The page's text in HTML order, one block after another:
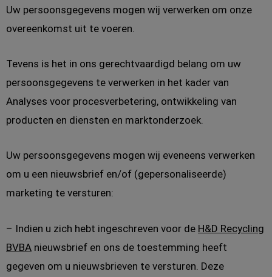
Uw persoonsgegevens mogen wij verwerken om onze
overeenkomst uit te voeren.
Tevens is het in ons gerechtvaardigd belang om uw
persoonsgegevens te verwerken in het kader van
Analyses voor procesverbetering, ontwikkeling van
producten en diensten en marktonderzoek.
Uw persoonsgegevens mogen wij eveneens verwerken
om u een nieuwsbrief en/of (gepersonaliseerde)
marketing te versturen:
– Indien u zich hebt ingeschreven voor de H&D Recycling
BVBA nieuwsbrief en ons de toestemming heeft
gegeven om u nieuwsbrieven te versturen. Deze